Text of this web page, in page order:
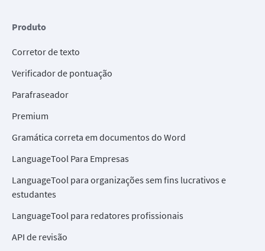
Produto
Corretor de texto
Verificador de pontuação
Parafraseador
Premium
Gramática correta em documentos do Word
LanguageTool Para Empresas
LanguageTool para organizações sem fins lucrativos e
estudantes
LanguageTool para redatores profissionais
API de revisão